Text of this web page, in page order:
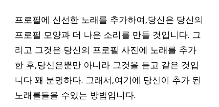
프로필에 신선한 노래를 추가하여,당신은 당신의
프로필 모양과 더 나은 소리를 만들 것입니다. 그
리고 그것은 당신의 프로필 사진에 노래를 추가
한 후,당신은뿐만 아니라 그것을 듣고 같은 것입
니다 꽤 분명하다. 그래서,여기에 당신이 추가 된
노래를들을 수있는 방법입니다.